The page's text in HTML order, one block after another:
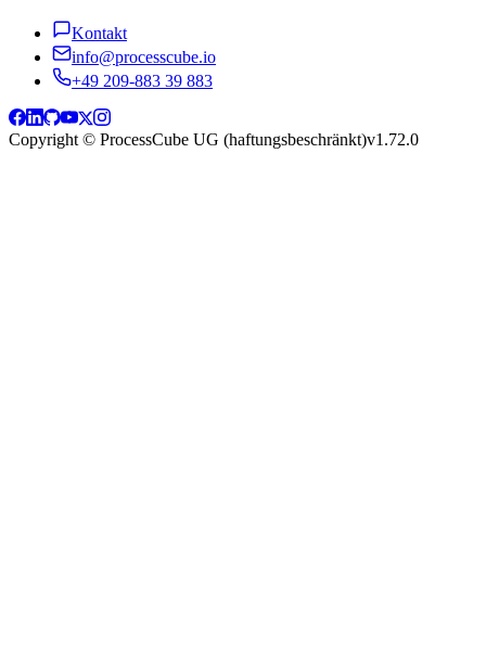
Kontakt
info@processcube.io
+49 209-883 39 883
Copyright © ProcessCube UG (haftungsbeschränkt)v1.72.0